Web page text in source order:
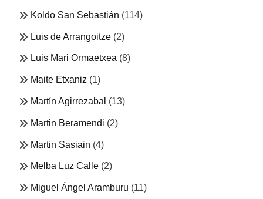
Koldo San Sebastián (114)
Luis de Arrangoitze (2)
Luis Mari Ormaetxea (8)
Maite Etxaniz (1)
Martín Agirrezabal (13)
Martin Beramendi (2)
Martin Sasiain (4)
Melba Luz Calle (2)
Miguel Ángel Aramburu (11)